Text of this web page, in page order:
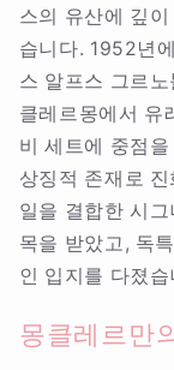
스의 유산에 깊
습니다. 1952년
스 알프스 그르
클레르몽에서 유
비 세트에 중점
상징적 존재로
일을 결합한 시
목을 받았고, 독
인 입지를 다졌습
몽클레르만